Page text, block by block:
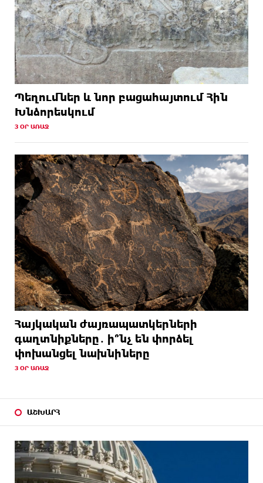
Պեղումներ և նոր բացահայտում Հին
Խնձորեսկում
3 ՕՐ ԱՌԱՋ
Հայկական ժայռապատկերների
գաղտնիքները․ ի՞նչ են փորձել
փոխանցել նախնիները
3 ՕՐ ԱՌԱՋ
ԱՇԽԱՐՀ